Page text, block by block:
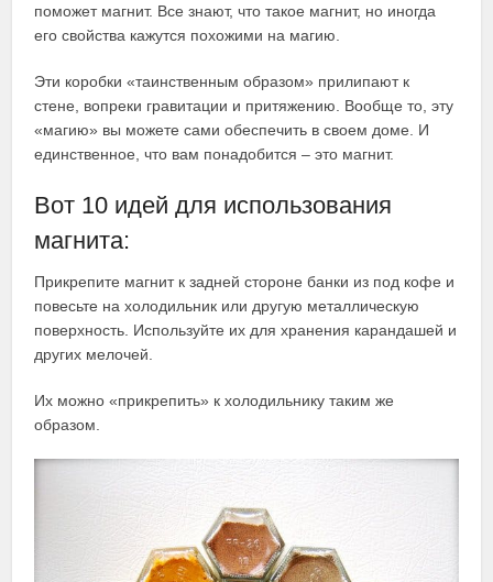
поможет магнит. Все знают, что такое магнит, но иногда
его свойства кажутся похожими на магию.
Эти коробки «таинственным образом» прилипают к
стене, вопреки гравитации и притяжению. Вообще то, эту
«магию» вы можете сами обеспечить в своем доме. И
единственное, что вам понадобится – это магнит.
Вот 10 идей для использования
магнита:
Прикрепите магнит к задней стороне банки из под кофе и
повесьте на холодильник или другую металлическую
поверхность. Используйте их для хранения карандашей и
других мелочей.
Их можно «прикрепить» к холодильнику таким же
образом.